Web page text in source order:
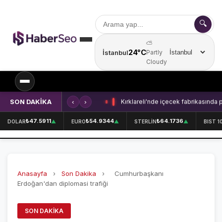
🔍
İstanbul24°C
⛅
Partly
Cloudy
Şehir seçin
SPOR
SPOR HABERLERİ
FENERBAHÇE
SON DAKİKA ‹ › Kırklareli'nde içecek fabrikasında
DOLAR₺47.5911▲ EURO₺54.9344▲ STERLİN₺64.1736▲ BIST
Anasayfa › Son Dakika ›
Cumhurbaşkanı
Erdoğan'dan diplomasi trafiği
SON DAKIKA